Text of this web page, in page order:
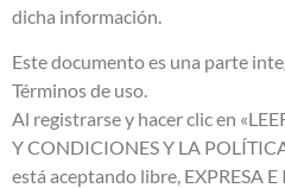
dicha información.
Este documento es una parte
Términos de uso.
Al registrarse y hacer clic en
Y CONDICIONES Y LA
está aceptando libre, EXPRESA